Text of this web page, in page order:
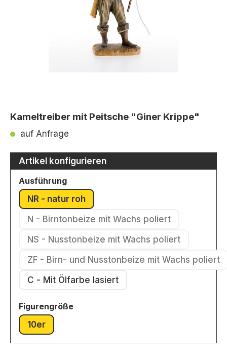
Kameltreiber mit Peitsche "Giner Krippe"
auf Anfrage
Artikel konfigurieren
Ausführungauswählen
NR - natur roh
(Diese Option ist zurzeit nicht verfügbar.)
N - Birntonbeize mit Wachs poliert
(Diese Option ist zurzeit nicht
NS - Nusstonbeize mit Wachs poliert
(Diese Option ist zurzeit nicht
ZF - Birn- und Nusstonbeize mit Wachs poliert
(Diese Option ist zurzeit
C - Mit Ölfarbe lasiert
Figurengrößeauswählen
10er
(Diese Option ist zurzeit nicht verfügbar.)